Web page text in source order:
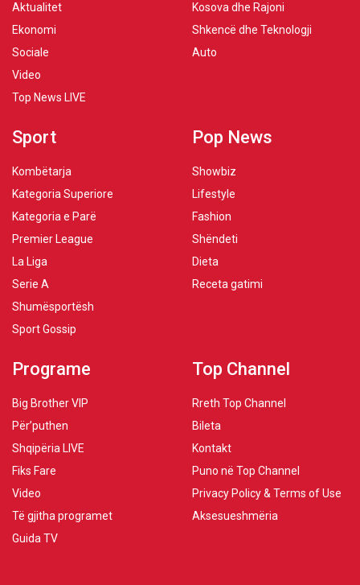
Aktualitet
Ekonomi
Sociale
Video
Top News LIVE
Kosova dhe Rajoni
Shkencë dhe Teknologji
Auto
Sport
Kombëtarja
Kategoria Superiore
Kategoria e Parë
Premier League
La Liga
Serie A
Shumësportësh
Sport Gossip
Pop News
Showbiz
Lifestyle
Fashion
Shëndeti
Dieta
Receta gatimi
Programe
Big Brother VIP
Për’puthen
Shqipëria LIVE
Fiks Fare
Video
Të gjitha programet
Guida TV
Top Channel
Rreth Top Channel
Bileta
Kontakt
Puno në Top Channel
Privacy Policy & Terms of Use
Aksesueshmëria